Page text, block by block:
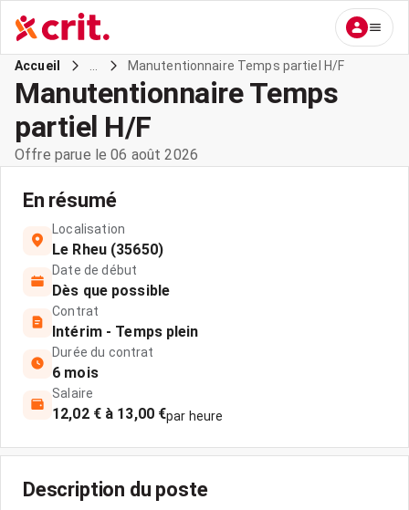
Accueil Manutentionnaire Temps partiel H/F
Manutentionnaire Temps
partiel H/F
Offre parue le 06 août 2026
En résumé
Localisation
Le Rheu (35650)
Date de début
Dès que possible
Contrat
Intérim - Temps plein
Durée du contrat
6 mois
Salaire
12,02 € à 13,00 €par heure
Description du poste